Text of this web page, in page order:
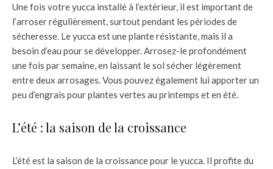
Une fois votre yucca installé à l’extérieur, il est important de
l’arroser régulièrement, surtout pendant les périodes de
sécheresse. Le yucca est une plante résistante, mais il a
besoin d’eau pour se développer. Arrosez-le profondément
une fois par semaine, en laissant le sol sécher légèrement
entre deux arrosages. Vous pouvez également lui apporter un
peu d’engrais pour plantes vertes au printemps et en été.
L’été : la saison de la croissance
L’été est la saison de la croissance pour le yucca. Il profite du